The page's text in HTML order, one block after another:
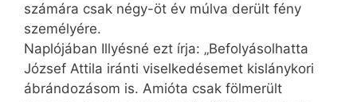
számára csak négy-öt év múlva derült fény
személyére.
Naplójában Illyésné ezt írja: „Befolyásolhatta
József Attila iránti viselkedésemet kislánykori
ábrándozásom is. Amióta csak fölmerült